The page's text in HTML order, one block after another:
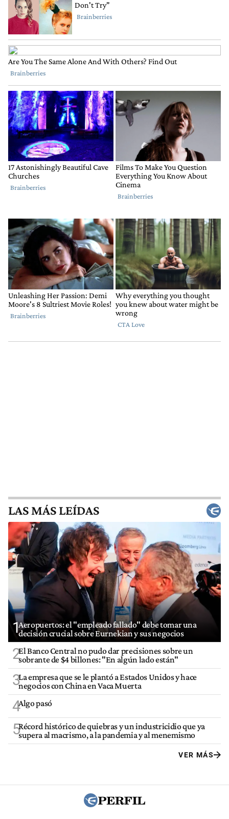
LAS MÁS LEÍDAS
1Aeropuertos: el "empleado fallado" debe tomar una
decisión crucial sobre Eurnekian y sus negocios
2El Banco Central no pudo dar precisiones sobre un
sobrante de $4 billones: "En algún lado están"
3La empresa que se le plantó a Estados Unidos y hace
negocios con China en Vaca Muerta
4Algo pasó
5Récord histórico de quiebras y un industricidio que ya
supera al macrismo, a la pandemia y al menemismo
VER MÁS